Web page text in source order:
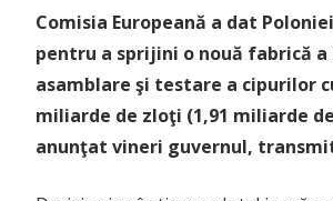
Comisia Europeană a dat
pentru a sprijini o nouă fabrică a
asamblare şi testare a cipurilor
miliarde de zloţi (1,91 miliarde
anunţat vineri guvernul,